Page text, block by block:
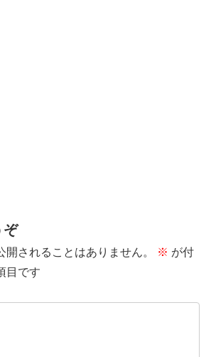
ぞ
開されることはありません。 ※ が付
目です